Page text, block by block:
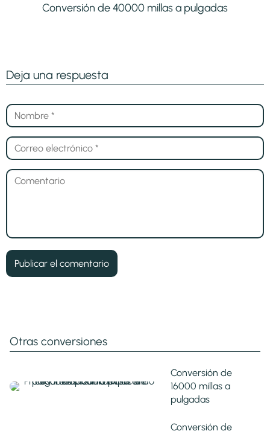
Conversión de 40000 millas a pulgadas
Deja una respuesta
Otras conversiones
Conversión de
16000 millas a
pulgadas
Conversión de